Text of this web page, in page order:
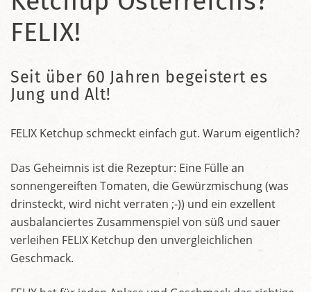
FELIX!
Seit über 60 Jahren begeistert es
Jung und Alt!
FELIX Ketchup schmeckt einfach gut. Warum eigentlich?
Das Geheimnis ist die Rezeptur: Eine Fülle an
sonnengereiften Tomaten, die Gewürzmischung (was
drinsteckt, wird nicht verraten ;-)) und ein exzellent
ausbalanciertes Zusammenspiel von süß und sauer
verleihen FELIX Ketchup den unvergleichlichen
Geschmack.